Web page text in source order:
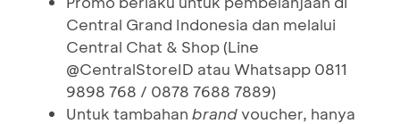
Central Grand Indonesia dan melalui
Central Chat & Shop (Line
@CentralStoreID atau Whatsapp 0811
9898 768 / 0878 7688 7889)
Untuk tambahan brand voucher, hanya